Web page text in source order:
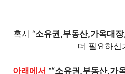
혹시 “소유권,부동산,가옥대
더 필요하신
아래에서 ““소유권,부동산,가